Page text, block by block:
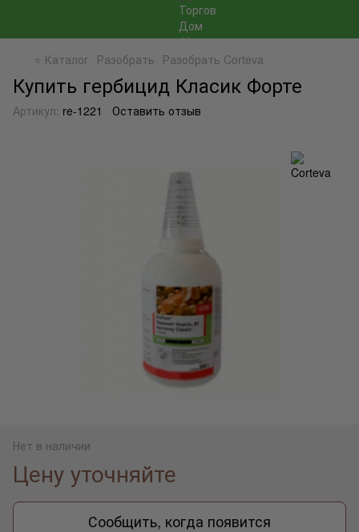
⭐ Каталог Разобрать Разобрать Corteva
Купить гербицид Класик Форте
Артикул: re-1221 Оставить отзыв
Нет в наличии
Цену уточняйте
Сообщить, когда появится